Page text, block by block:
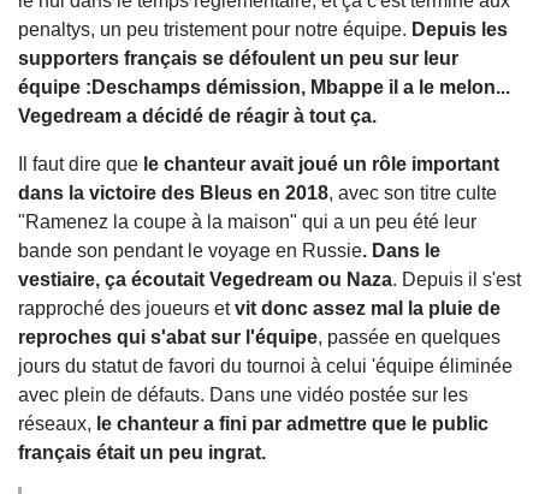
penaltys, un peu tristement pour notre équipe. Depuis les
supporters français se défoulent un peu sur leur
équipe :Deschamps démission, Mbappe il a le melon...
Vegedream a décidé de réagir à tout ça.
Il faut dire que le chanteur avait joué un rôle important
dans la victoire des Bleus en 2018, avec son titre culte
"Ramenez la coupe à la maison" qui a un peu été leur
bande son pendant le voyage en Russie. Dans le
vestiaire, ça écoutait Vegedream ou Naza. Depuis il s'est
rapproché des joueurs etvit donc assez mal la pluie de
reproches qui s'abat sur l'équipe, passée en quelques
jours du statut de favori du tournoi à celui 'équipe éliminée
avec plein de défauts. Dans une vidéo postée sur les
réseaux, le chanteur a fini par admettre que le public
français était un peu ingrat.